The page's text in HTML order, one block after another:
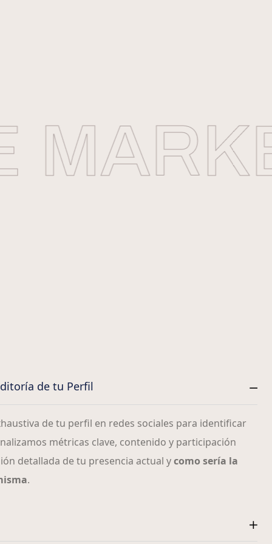
de tu Perfil
de tu perfil en redes sociales para identificar
métricas clave, contenido y participación
detallada de tu presencia actual ycomo sería la
.